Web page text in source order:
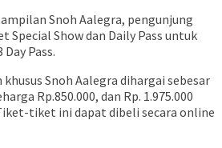
Snoh Aalegra, pengunjung
Show dan Daily Pass untuk
Pass.
Snoh Aalegra dihargai sebesar
Rp.850.000, dan Rp. 1.975.000
tiket ini dapat dibeli secara online